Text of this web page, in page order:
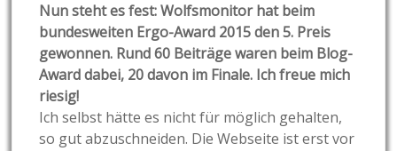
Nun steht es fest: Wolfsmonitor hat beim
bundesweiten Ergo-Award 2015 den 5. Preis
gewonnen. Rund 60 Beiträge waren beim Blog-
Award dabei, 20 davon im Finale. Ich freue mich
riesig!
Ich selbst hätte es nicht für möglich gehalten,
so gut abzuschneiden. Die Webseite ist erst vor